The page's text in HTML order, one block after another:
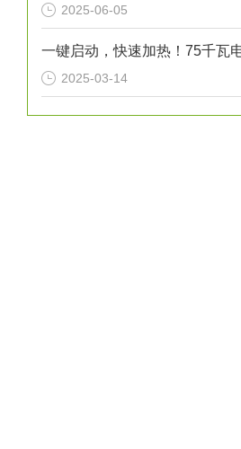
2025-06-05
2025-03-14